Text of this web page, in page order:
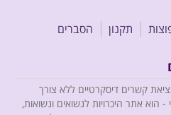
תקנון הסברים
קשרים דיסקרטיים ללא צורך
הוא אתר היכרויות לנשואים ונשואות,